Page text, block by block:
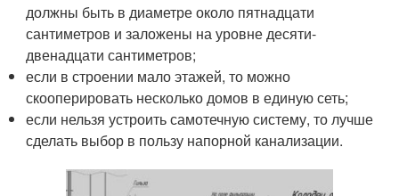
должны быть в диаметре около пятнадцати
сантиметров и заложены на уровне десяти-
двенадцати сантиметров;
если в строении мало этажей, то можно
скооперировать несколько домов в единую сеть;
если нельзя устроить самотечную систему, то лучше
сделать выбор в пользу напорной канализации.